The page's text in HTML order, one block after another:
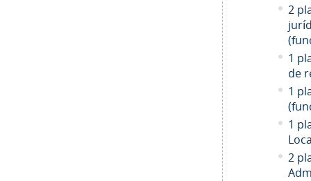
2
1
de
1
1
2